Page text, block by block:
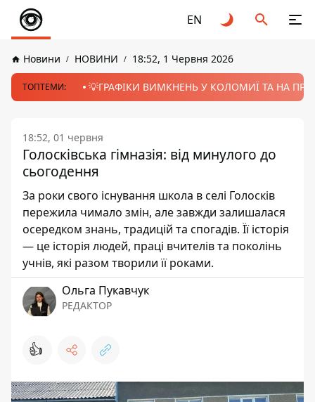
EN
Новини НОВИНИ 18:52, 1 Червня 2026
ТОПТЕМИ: 💡ГРАФІКИ ВИМКНЕНЬ У КОЛОМИЇ ТА НА
18:52, 01 червня
Голосківська гімназія: від минулого до
сьогодення
За роки свого існування школа в селі Голосків
пережила чимало змін, але завжди залишалася
осередком знань, традицій та спогадів. Її історія
— це історія людей, праці вчителів та поколінь
учнів, які разом творили її роками.
Ольга Пукавчук
РЕДАКТОР
👍